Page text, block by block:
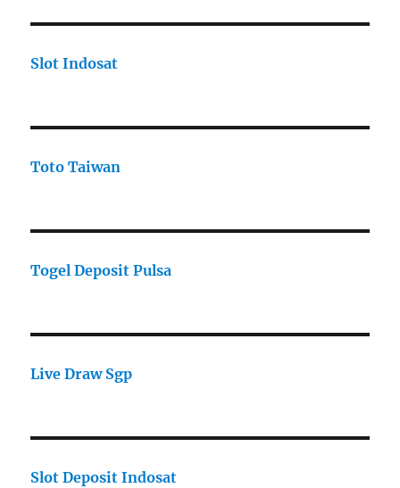
Slot Indosat
Toto Taiwan
Togel Deposit Pulsa
Live Draw Sgp
Slot Deposit Indosat